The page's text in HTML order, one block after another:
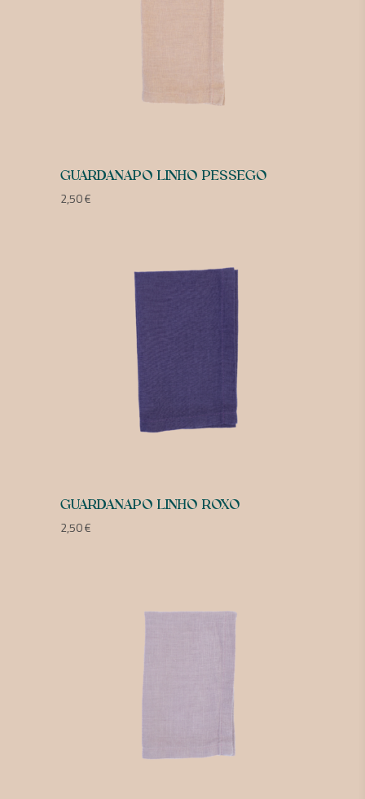
GUARDANAPO LINHO PESSEGO
2,50€
GUARDANAPO LINHO ROXO
2,50€